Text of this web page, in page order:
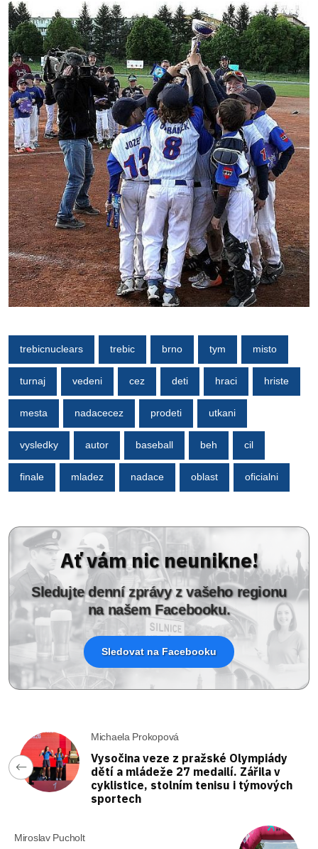
trebicnuclears trebic brno tym misto
turnaj vedeni cez deti hraci hriste
mesta nadacecez prodeti utkani
vysledky autor baseball beh cil
finale mladez nadace oblast oficialni
Ať vám nic neunikne!
Sledujte denní zprávy z vašeho regionu
na našem Facebooku.
Sledovat na Facebooku
Michaela Prokopová
Vysočina veze z pražské Olympiády
dětí a mládeže 27 medailí. Zářila v
cyklistice, stolním tenisu i týmových
sportech
Miroslav Pucholt